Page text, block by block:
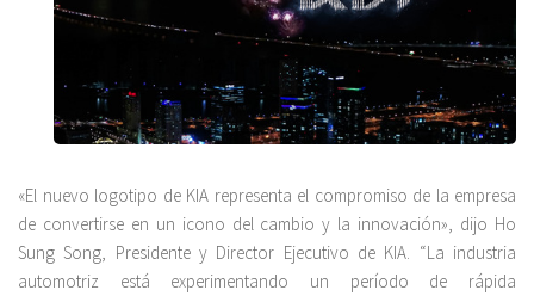
«El nuevo logotipo de KIA representa el compromiso de la empresa
de convertirse en un icono del cambio y la innovación», dijo Ho
Sung Song, Presidente y Director Ejecutivo de KIA. “La industria
automotriz está experimentando un período de rápida